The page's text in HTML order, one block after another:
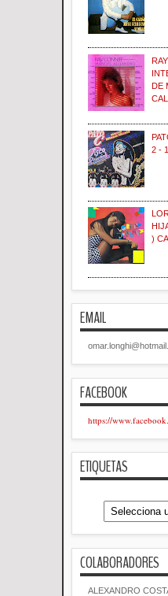
DE
2 -
)
EMAIL
FACEBOOK
https://
ETIQUETAS
COLABORADORES
ALEXANDRO